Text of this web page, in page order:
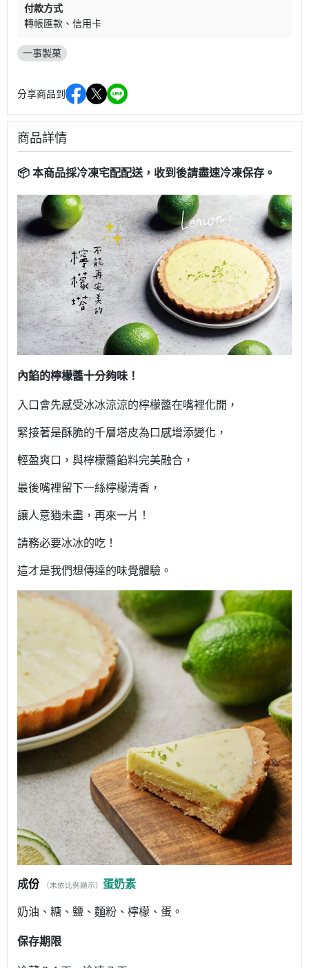
付款方式
轉帳匯款
信用卡
一事製菓
分享商品到
商品詳情
📦 本商品採冷凍宅配配送，收到後請盡速冷凍保存。
內餡的檸檬醬十分夠味！
入口會先感受冰冰涼涼的檸檬醬在嘴裡化開，
緊接著是酥脆的千層塔皮為口感增添變化，
輕盈爽口，與檸檬醬餡料完美融合，
最後嘴裡留下一絲檸檬清香，
讓人意猶未盡，再來一片！
請務必要冰冰的吃！
這才是我們想傳達的味覺體驗。
成份 （未依比例顯示） 蛋奶素
奶油、糖、鹽、麵粉、檸檬、蛋。
保存期限